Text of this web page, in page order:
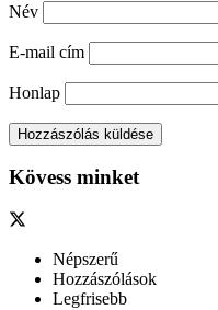
Név
E-mail cím
Honlap
Kövess minket
Népszerű
Hozzászólások
Legfrisebb